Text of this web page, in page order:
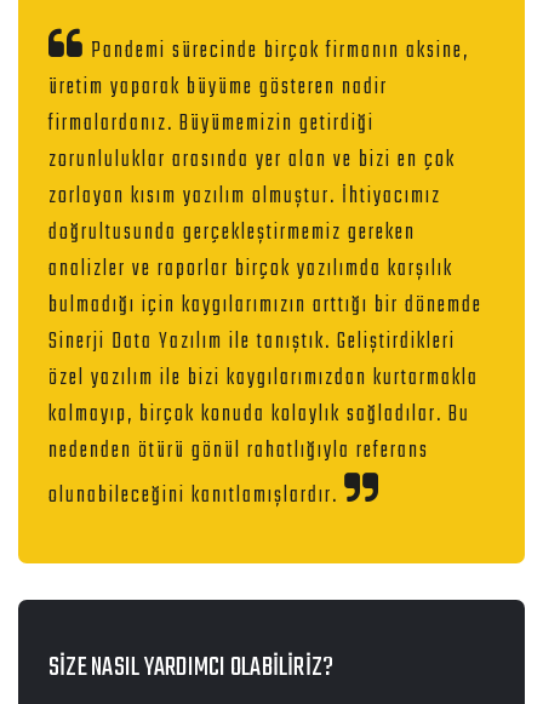
Pandemi sürecinde birçok firmanın aksine,
üretim yaparak büyüme gösteren nadir
firmalardanız. Büyümemizin getirdiği
zorunluluklar arasında yer alan ve bizi en çok
zorlayan kısım yazılım olmuştur. İhtiyacımız
doğrultusunda gerçekleştirmemiz gereken
analizler ve raporlar birçok yazılımda karşılık
bulmadığı için kaygılarımızın arttığı bir dönemde
Sinerji Data Yazılım ile tanıştık. Geliştirdikleri
özel yazılım ile bizi kaygılarımızdan kurtarmakla
kalmayıp, birçok konuda kolaylık sağladılar. Bu
nedenden ötürü gönül rahatlığıyla referans
olunabileceğini kanıtlamışlardır.
SİZE NASIL YARDIMCI OLABİLİRİZ?